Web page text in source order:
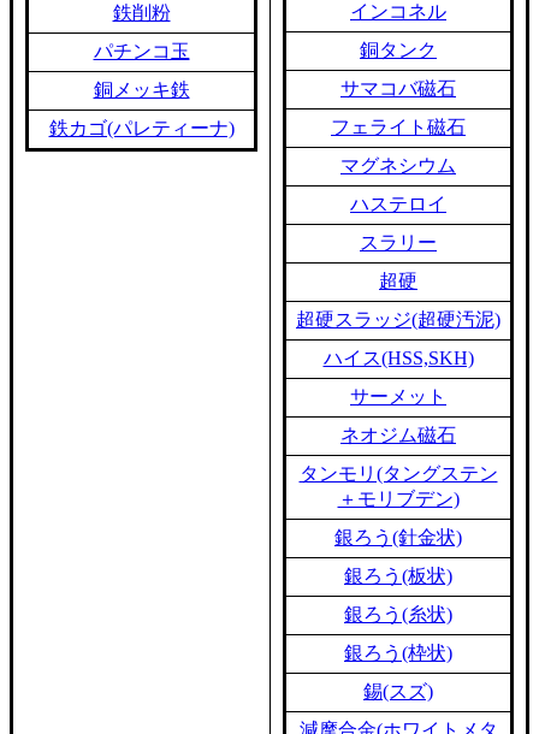
鉄削粉
パチンコ玉
銅メッキ鉄
鉄カゴ(パレティーナ)
インコネル
銅タンク
サマコバ磁石
フェライト磁石
マグネシウム
ハステロイ
スラリー
超硬
超硬スラッジ(超硬汚泥)
ハイス(HSS,SKH)
サーメット
ネオジム磁石
タンモリ(タングステン
＋モリブデン)
銀ろう(針金状)
銀ろう(板状)
銀ろう(糸状)
銀ろう(枠状)
錫(スズ)
減摩合金(ホワイトメタ